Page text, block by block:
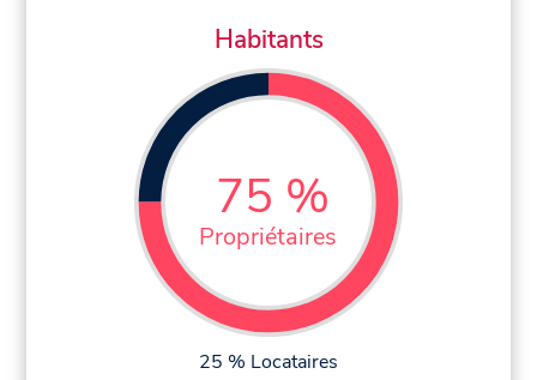
Habitants
75 %
Propriétaires
25 % Locataires